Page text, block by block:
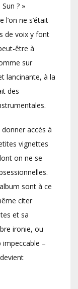
? »
ne s’était
de voix y font
être à
sur
lancinante, à la
des
accès à
vignettes
on ne se
sont à ce
citer
et sa
ironie, ou
–